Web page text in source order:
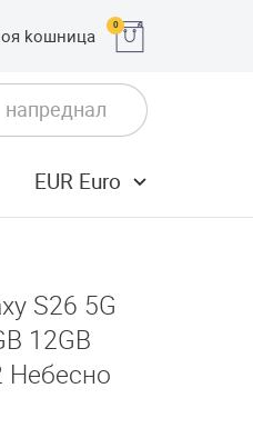
kошница
0
напреднал
EUR Euro
S26 5G
12GB
Небесно